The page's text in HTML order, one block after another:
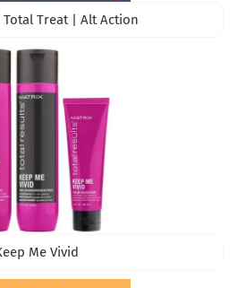
Treat | Alt Action
Me Vivid